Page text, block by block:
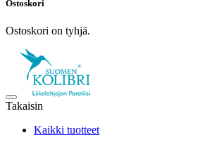
Ostoskori
Ostoskori on tyhjä.
Takaisin
Kaikki tuotteet